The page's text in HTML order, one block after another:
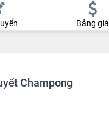
Bảng giá
Champong